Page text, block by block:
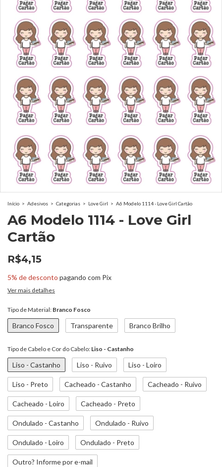
Início > Adesivos > Categorias > Love Girl > A6 Modelo 1114 - Love Girl Cartão
A6 Modelo 1114 - Love Girl
Cartão
R$4,15
5% de desconto pagando com Pix
Ver mais detalhes
Tipo de Material: Branco Fosco
Branco Fosco Transparente Branco Brilho
Tipo de Cabelo e Cor do Cabelo: Liso - Castanho
Liso - Castanho Liso - Ruivo Liso - Loiro
Liso - Preto Cacheado - Castanho Cacheado - Ruivo
Cacheado - Loiro Cacheado - Preto
Ondulado - Castanho Ondulado - Ruivo
Ondulado - Loiro Ondulado - Preto
Outro? Informe por e-mail